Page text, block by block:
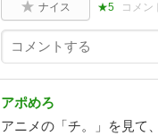
ナイス ★5 コメン
アポめろ
アニメの「チ。」を見て